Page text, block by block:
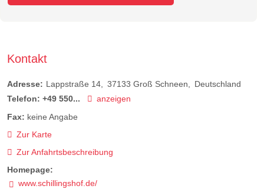
Kontakt
Adresse: Lappstraße 14 37133 Groß Schneen
Deutschland
Telefon: +49 550...
anzeigen
Fax: keine Angabe
Zur Karte
Zur Anfahrtsbeschreibung
Homepage:
www.schillingshof.de/